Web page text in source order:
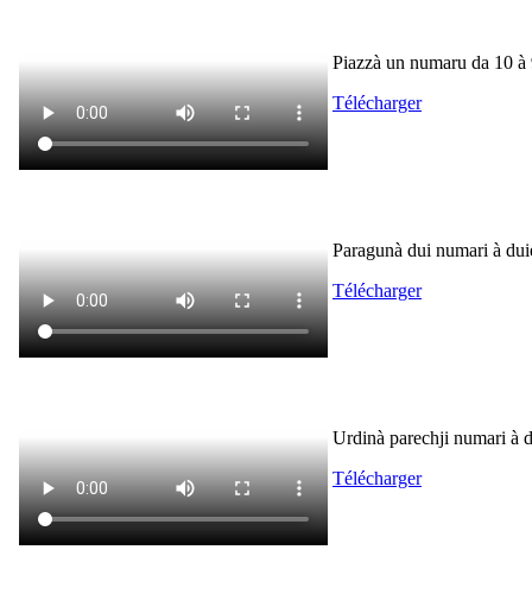
Piazzà un numaru da 10
Télécharger
Paragunà dui numari à
Télécharger
Urdinà parechji numari à
Télécharger